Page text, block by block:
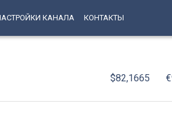
КАНАЛА КОНТАКТЫ
На поле стадиона
$82,1665